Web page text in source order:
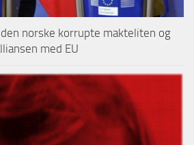
norske korrupte makteliten og
med EU